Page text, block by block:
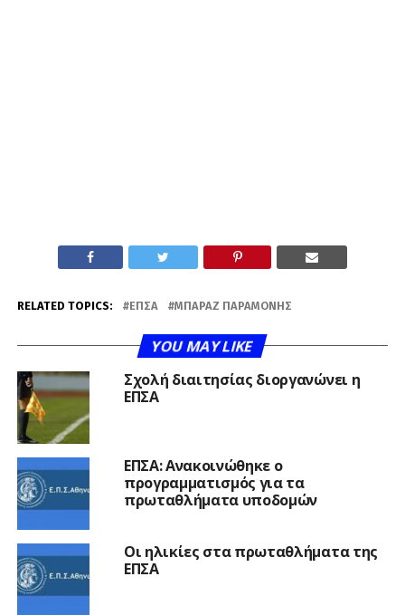
RELATED TOPICS: ΕΠΣΑ ΜΠΑΡΑΖ ΠΑΡΑΜΟΝΉΣ
YOU MAY LIKE
Σχολή διαιτησίας διοργανώνει η
ΕΠΣΑ
ΕΠΣΑ: Ανακοινώθηκε ο
προγραμματισμός για τα
πρωταθλήματα υποδομών
Οι ηλικίες στα πρωταθλήματα της
ΕΠΣΑ